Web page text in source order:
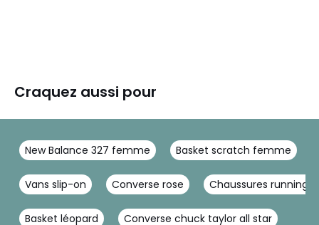
Craquez aussi pour
New Balance 327 femme Basket scratch femme
Vans slip-on Converse rose Chaussures running
Basket léopard Converse chuck taylor all star